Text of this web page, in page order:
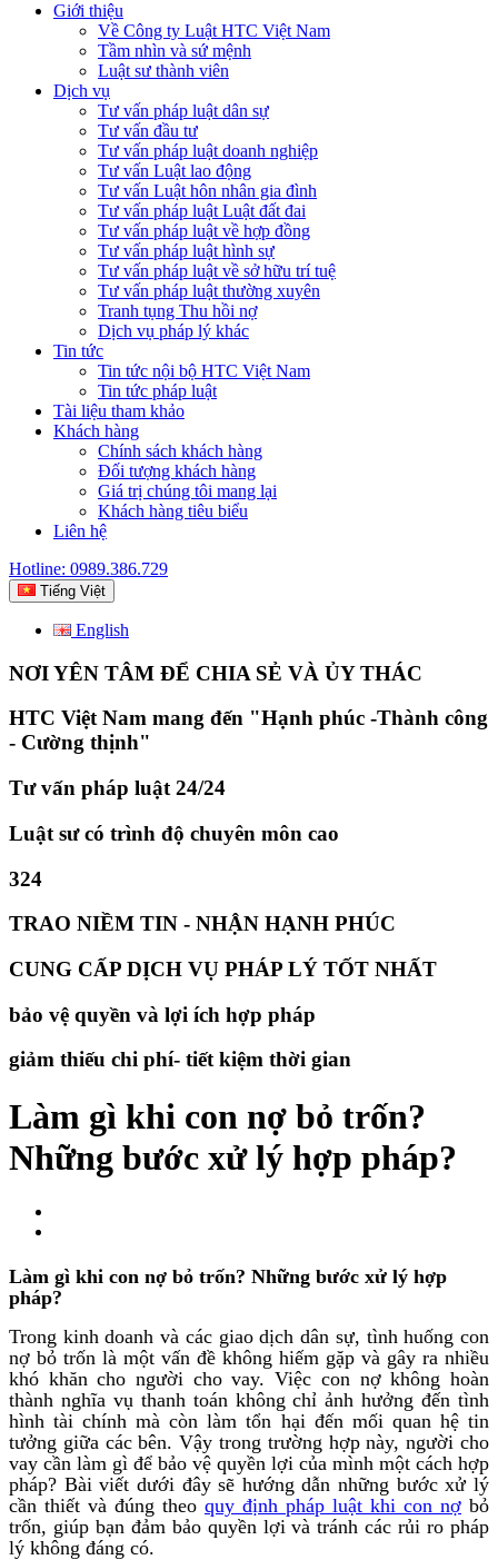
Giới thiệu
Về Công ty Luật HTC Việt Nam
Tầm nhìn và sứ mệnh
Luật sư thành viên
Dịch vụ
Tư vấn pháp luật dân sự
Tư vấn đầu tư
Tư vấn pháp luật doanh nghiệp
Tư vấn Luật lao động
Tư vấn Luật hôn nhân gia đình
Tư vấn pháp luật Luật đất đai
Tư vấn pháp luật về hợp đồng
Tư vấn pháp luật hình sự
Tư vấn pháp luật về sở hữu trí tuệ
Tư vấn pháp luật thường xuyên
Tranh tụng Thu hồi nợ
Dịch vụ pháp lý khác
Tin tức
Tin tức nội bộ HTC Việt Nam
Tin tức pháp luật
Tài liệu tham khảo
Khách hàng
Chính sách khách hàng
Đối tượng khách hàng
Giá trị chúng tôi mang lại
Khách hàng tiêu biểu
Liên hệ
Hotline: 0989.386.729
Tiếng Việt
English
NƠI YÊN TÂM ĐỂ CHIA SẺ VÀ ỦY THÁC
HTC Việt Nam mang đến "Hạnh phúc -Thành công
- Cường thịnh"
Tư vấn pháp luật 24/24
Luật sư có trình độ chuyên môn cao
324
TRAO NIỀM TIN - NHẬN HẠNH PHÚC
CUNG CẤP DỊCH VỤ PHÁP LÝ TỐT NHẤT
bảo vệ quyền và lợi ích hợp pháp
giảm thiếu chi phí- tiết kiệm thời gian
​Làm gì khi con nợ bỏ trốn?
Những bước xử lý hợp pháp?
Làm gì khi con nợ bỏ trốn? Những bước xử lý hợp
pháp?
Trong kinh doanh và các giao dịch dân sự, tình huống con
nợ bỏ trốn là một vấn đề không hiếm gặp và gây ra nhiều
khó khăn cho người cho vay. Việc con nợ không hoàn
thành nghĩa vụ thanh toán không chỉ ảnh hưởng đến tình
hình tài chính mà còn làm tổn hại đến mối quan hệ tin
tưởng giữa các bên. Vậy trong trường hợp này, người cho
vay cần làm gì để bảo vệ quyền lợi của mình một cách hợp
pháp? Bài viết dưới đây sẽ hướng dẫn những bước xử lý
cần thiết và đúng theo quy định pháp luật khi con nợ bỏ
trốn, giúp bạn đảm bảo quyền lợi và tránh các rủi ro pháp
lý không đáng có.